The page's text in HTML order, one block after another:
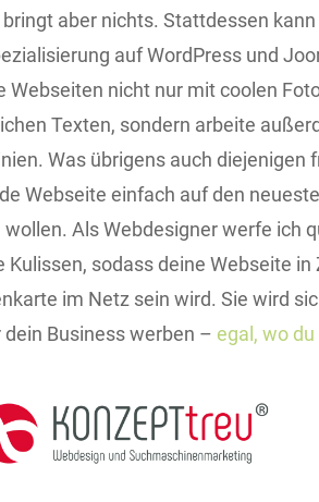
aber nichts. Stattdessen
auf WordPress und
Webseiten nicht nur mit coolen
Texten, sondern arbeite
Was übrigens auch diejenigen
Webseite einfach auf den
Als Webdesigner werfe ich
Kulissen, sodass deine Webseite
im Netz sein wird. Sie wird
Business werben – egal, wo